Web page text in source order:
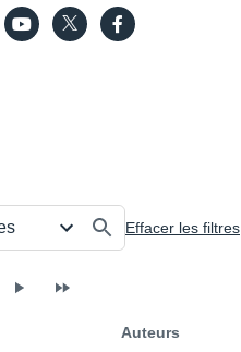
Effacer les filtres
Auteurs